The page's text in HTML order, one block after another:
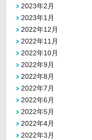
2023年2月
2023年1月
2022年12月
2022年11月
2022年10月
2022年9月
2022年8月
2022年7月
2022年6月
2022年5月
2022年4月
2022年3月